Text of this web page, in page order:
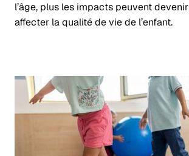
l’âge, plus les impacts peuvent
affecter la qualité de vie de l’enfant.